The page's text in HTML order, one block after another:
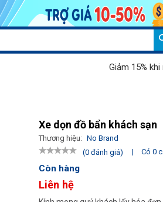
Giảm 15% khi
Xe dọn đồ bẩn khách sạn
Thương hiệu: No Brand
(0 đánh giá)
| Có 0
Còn hàng
Liên hệ